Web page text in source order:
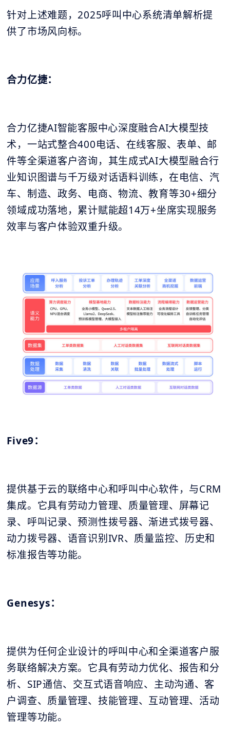
针对上述难题，2025呼叫中心系统清单解析提
供了市场风向标。
合力亿捷：
合力亿捷AI智能客服中心深度融合AI大模型技
术，一站式整合400电话、在线客服、表单、邮
件等全渠道客户咨询，其生成式AI大模型融合行
业知识图谱与千万级对话语料训练，在电信、汽
车、制造、政务、电商、物流、教育等30+细分
领域成功落地，累计赋能超14万+坐席实现服务
效率与客户体验双重升级。
Five9：
提供基于云的联络中心和呼叫中心软件，与CRM
集成。它具有劳动力管理、质量管理、屏幕记
录、呼叫记录、预测性拨号器、渐进式拨号器、
动力拨号器、语音识别IVR、质量监控、历史和
标准报告等功能。
Genesys：
提供为任何企业设计的呼叫中心和全渠道客户服
务联络解决方案。它具有劳动力优化、报告和分
析、SIP通信、交互式语音响应、主动沟通、客
户调查、质量管理、技能管理、互动管理、活动
管理等功能。